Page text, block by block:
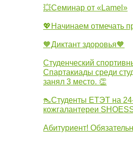
💥Семинар от «Lamel»
💖Начинаем отмечать
🧡Диктант здоровья🧡
Студенческий
Спартакиады среди
занял 3 место. 👏
👠Студенты ЕТЭТ на
кожгалантереи
Абитуриент!